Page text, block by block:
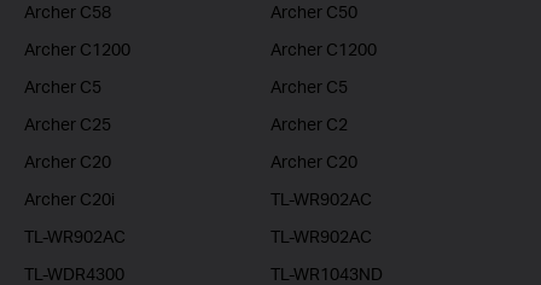
Archer C58
Archer C50
Archer C1200
Archer C1200
Archer C5
Archer C5
Archer C25
Archer C2
Archer C20
Archer C20
Archer C20i
TL-WR902AC
TL-WR902AC
TL-WR902AC
TL-WDR4300
TL-WR1043ND